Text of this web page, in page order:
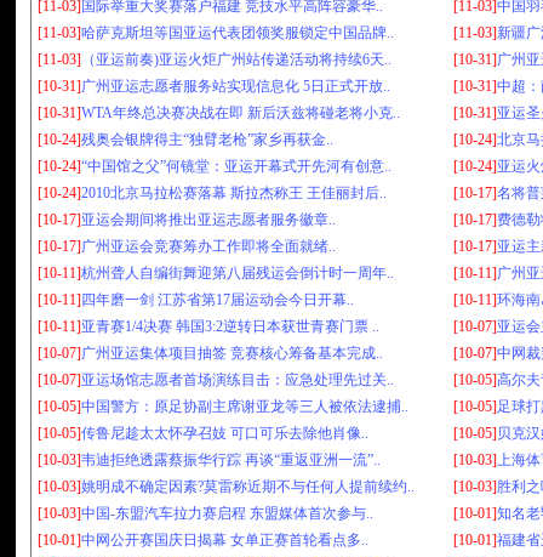
[11-03] 国际举重大奖赛落户福建 竞技水平高阵容豪华.. [11-03]中国
[11-03]哈萨克斯坦等国亚运代表团领奖服锁定中国品牌.. [11-03]新疆
[11-03] （亚运前奏)亚运火炬广州站传递活动将持续6天.. [10-31]广州
[10-31]广州亚运志愿者服务站实现信息化 5日正式开放.. [10-31]中超
[10-31]WTA年终总决赛决战在即 新后沃兹将碰老将小克.. [10-31]亚运
[10-24]残奥会银牌得主“独臂老枪”家乡再获金.. [10-24]北京
[10-24]“中国馆之父”何镜堂：亚运开幕式开先河有创意.. [10-24]亚运
[10-24]2010北京马拉松赛落幕 斯拉杰称王 王佳丽封后.. [10-17]名将
[10-17]亚运会期间将推出亚运志愿者服务徽章.. [10-17]费德
[10-17]广州亚运会竞赛筹办工作即将全面就绪.. [10-17]亚运
[10-11]杭州聋人自编街舞迎第八届残运会倒计时一周年.. [10-11]广州
[10-11] 四年磨一剑 江苏省第17届运动会今日开幕.. [10-11]环海
[10-11]亚青赛1/4决赛 韩国3:2逆转日本获世青赛门票 .. [10-07]亚运
[10-07]广州亚运集体项目抽签 竞赛核心筹备基本完成.. [10-07]中网
[10-07]亚运场馆志愿者首场演练目击：应急处理先过关.. [10-05]高尔
[10-05]中国警方：原足协副主席谢亚龙等三人被依法逮捕.. [10-05]足球
[10-05]传鲁尼趁太太怀孕召妓 可口可乐去除他肖像.. [10-05] 贝克
[10-03]韦迪拒绝透露蔡振华行踪 再谈“重返亚洲一流”.. [10-03]上海
[10-03]姚明成不确定因素?莫雷称近期不与任何人提前续约.. [10-03]胜利
[10-03]中国-东盟汽车拉力赛启程 东盟媒体首次参与.. [10-01]知名
[10-01]中网公开赛国庆日揭幕 女单正赛首轮看点多.. [10-01]福建